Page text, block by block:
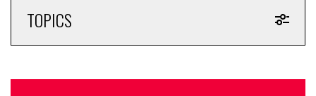
TOPICS